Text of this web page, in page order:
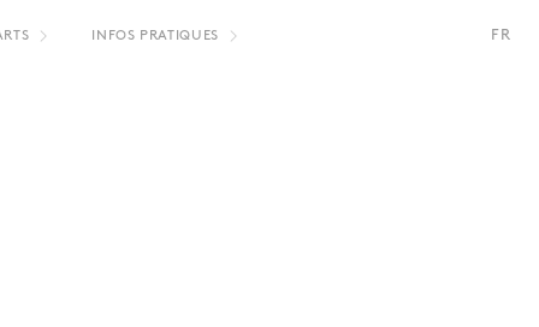
INFOS PRATIQUES FR